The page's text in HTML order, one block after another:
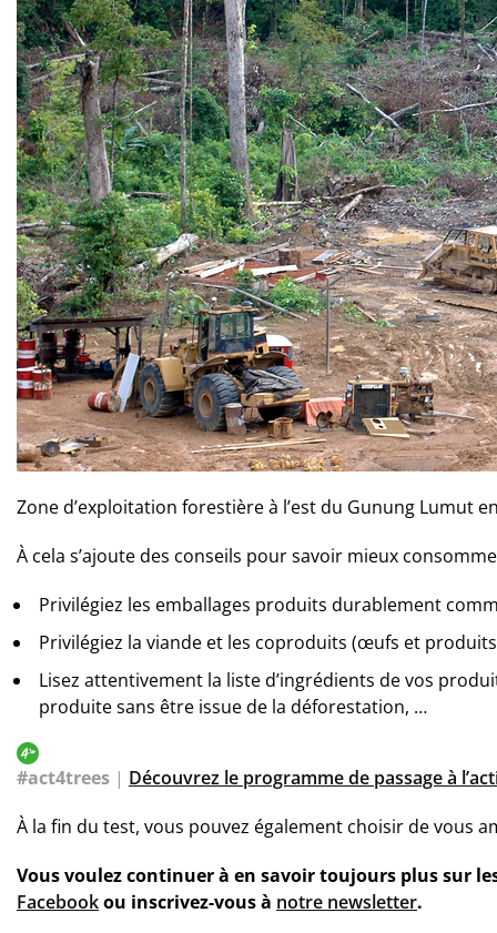
Zone d’exploitation forestière à l’est du Gunung Lumut
À cela s’ajoute des conseils pour savoir mieux
Privilégiez les emballages produits durablement
Privilégiez la viande et les coproduits (œufs et
Lisez attentivement la liste d’ingrédients de vos
produite sans être issue de la déforestation, …
#act4trees | Découvrez le programme de passage à
À la fin du test, vous pouvez également choisir de vous
Vous voulez continuer à en savoir toujours plus sur
Facebookou inscrivez-vous à notre newsletter.